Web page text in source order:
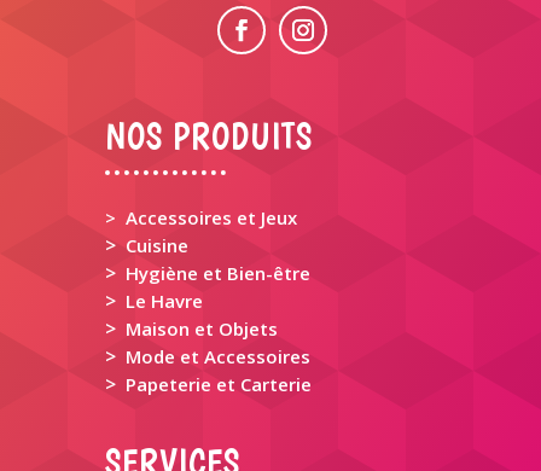
NOS PRODUITS
> Accessoires et Jeux
> Cuisine
> Hygiène et Bien-être
> Le Havre
> Maison et Objets
> Mode et Accessoires
> Papeterie et Carterie
SERVICES